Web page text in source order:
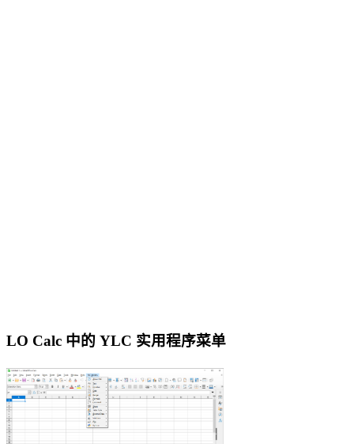
LO Calc 中的 YLC 实用程序菜单